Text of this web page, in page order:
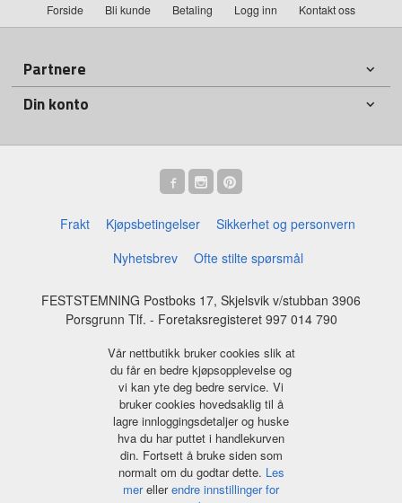
Forside Bli kunde Betaling Logg inn Kontakt oss
Partnere
Din konto
Frakt Kjøpsbetingelser
Sikkerhet og personvern
Nyhetsbrev
Ofte stilte spørsmål
FESTSTEMNING Postboks 17, Skjelsvik v/stubban 3906
Porsgrunn Tlf. - Foretaksregisteret 997 014 790
Vår nettbutikk bruker cookies slik at
du får en bedre kjøpsopplevelse og
vi kan yte deg bedre service. Vi
bruker cookies hovedsaklig til å
lagre innloggingsdetaljer og huske
hva du har puttet i handlekurven
din. Fortsett å bruke siden som
normalt om du godtar dette. Les
merellerendre innstillinger for